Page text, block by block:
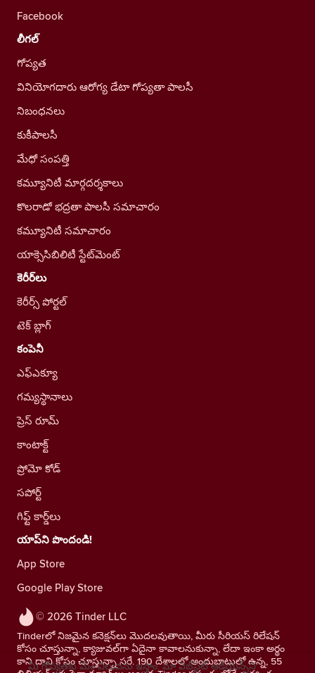
© 2026 Tinder LLC
Tinderలో నిజమైన కనెక్షన్‌లు మొదలవుతాయి, మీరు సీరియస్ రిలేషన్
కోసం చూస్తున్నా, క్యాజువల్‌గా ఏదైనా కావాలనుకున్నా, లేదా ఇంకా అర్థం
కాని దాని కోసం చూస్తున్నా సరే. 190 దేశాలలో అందుబాటులో ఉన్న, 55
Facebook
లీగల్
గోప్యత
వినియోగదారు ఆరోగ్య డేటా గోప్యతా పాలసీ
నిబంధనలు
కుకీపాలసీ
మేధో సంపత్తి
కమ్యూనిటీ మార్గదర్శకాలు
కొలరాడో భద్రతా పాలసీ సమాచారం
కమ్యూనిటీ సమాచారం
యాక్సెసిబిలిటీ స్టేట్‌మెంట్
కెరీర్‌లు
కెరీర్స్ పోర్టల్
టెక్ బ్లాగ్
కంపెనీ
ఎఫ్ఎక్యూ
గమ్యస్థానాలు
ప్రెస్ రూమ్
కాంటాక్ట్
ప్రోమో కోడ్
సపోర్ట్
గిఫ్ట్ కార్డ్‌లు
యాప్‌ని పొందండి!
App Store
Google Play Store
మీ గోప్యతకు మేం విలువను ఇస్తాం. మా వెబ్‌సైట్ ఆడియెన్స్‌ని